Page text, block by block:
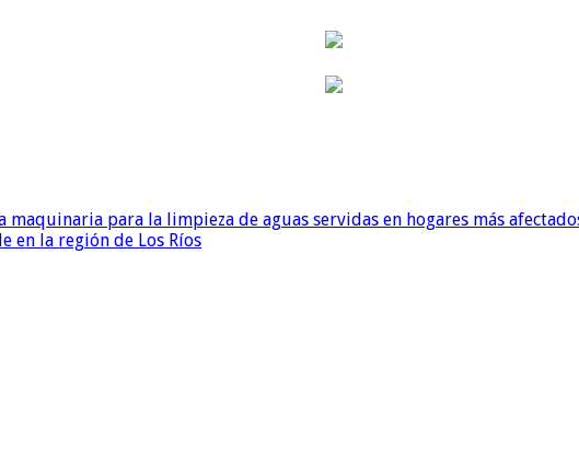
maquinaria para la limpieza de aguas servidas en hogares más
en la región de Los Ríos